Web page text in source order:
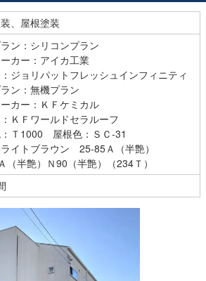
、屋根塗装
ン：シリコンプラン
カー：アイカ工業
ジョリパットフレッシュインフィニティ
ン：無機プラン
カー：ＫＦケミカル
ＫＦワールドセラルーフ
Ｔ1000 屋根色：ＳＣ-31
イトブラウン 25-85Ａ（半艶）
（半艶）Ｎ90（半艶）（234Ｔ）